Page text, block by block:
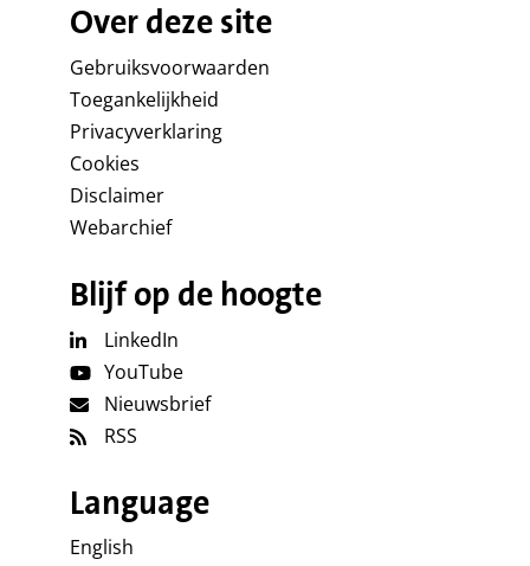
Over deze site
Gebruiksvoorwaarden
Toegankelijkheid
Privacyverklaring
Cookies
Disclaimer
Webarchief
Blijf op de hoogte
LinkedIn
YouTube
Nieuwsbrief
RSS
Language
English